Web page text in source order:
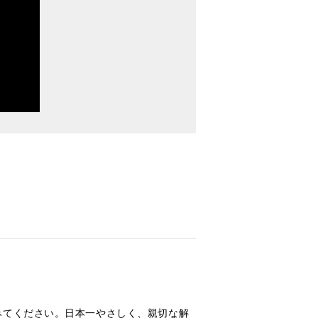
ください。日本一やさしく、親切な解